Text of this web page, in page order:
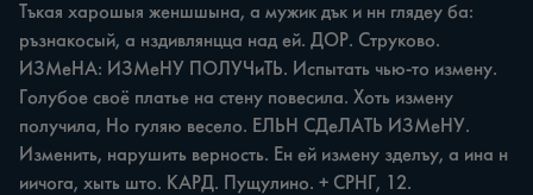
Тъкая харошыя женшшына, а мужик дък и нн глядеу ба:
ръзнакосый, а нздивлянцца над ей. ДОР. Струково.
ИЗМеНА: ИЗМеНУ ПОЛУЧиТЬ. Испытать чью-то измену.
Голубое своё платье на стену повесила. Хоть измену
получила, Но гуляю весело. ЕЛЬН СДеЛАТЬ ИЗМеНУ.
Изменить, нарушить верность. Ен ей измену зделъу, а ина н
иичога, хыть што. КАРД. Пущулино. + СРНГ, 12.